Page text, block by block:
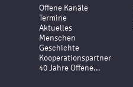
Offene Kanäle
Termine
Aktuelles
Menschen
Geschichte
Kooperationspartner
40 Jahre Offene...